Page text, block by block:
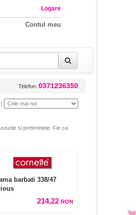
Logare
Contul meu
Telefon: 0371236350
si preferintele. Fie ca
barbati 338/47
214,22 RON